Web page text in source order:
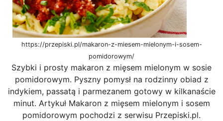
https://przepiski.pl/makaron-z-miesem-mielonym-i-sosem-
pomidorowym/
Szybki i prosty makaron z mięsem mielonym w sosie
pomidorowym. Pyszny pomysł na rodzinny obiad z
indykiem, passatą i parmezanem gotowy w kilkanaście
minut. Artykuł Makaron z mięsem mielonym i sosem
pomidorowym pochodzi z serwisu Przepiski.pl.